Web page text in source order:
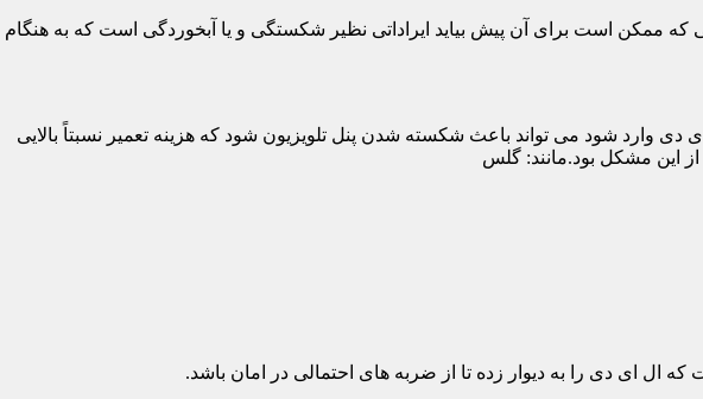
ممکن است برای آن پیش بیاید ایراداتی نظیر شکستگی و یا آبخوردگی است که به هنگام
دی وارد شود می تواند باعث شکسته شدن پنل تلویزیون شود که هزینه تعمیر نسبتاً بالایی
این مشکل بود.مانند: گلس
ال ای دی را به دیوار زده تا از ضربه های احتمالی در امان باشد.